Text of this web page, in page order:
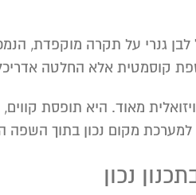
לבן גנרי על תקרה מוקפדת,
קוסמטית אלא החלטה
מאוד. היא תופסת
מקום נכון בתוך השפה
נכון